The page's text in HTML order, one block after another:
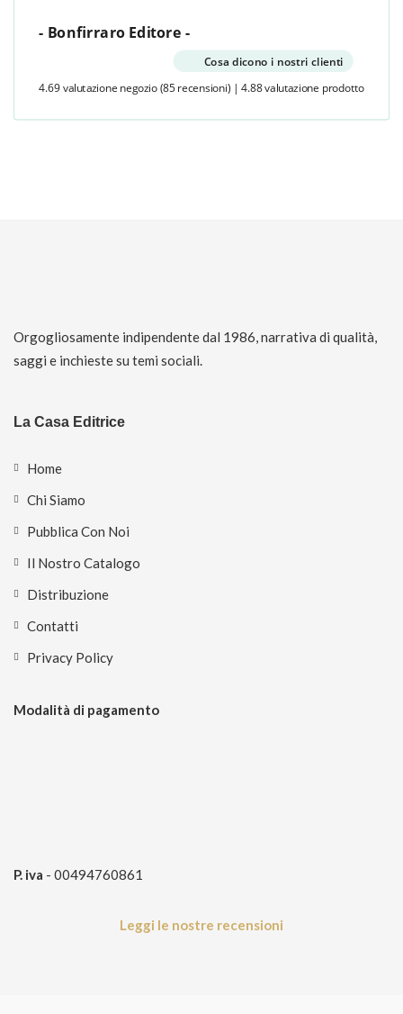
- Bonfirraro Editore -
Cosa dicono i nostri clienti
4.69 valutazione negozio (85 recensioni) | 4.88 valutazione prodotto
Orgogliosamente indipendente dal 1986, narrativa di qualità,
saggi e inchieste su temi sociali.
La Casa Editrice
Home
Chi Siamo
Pubblica Con Noi
Il Nostro Catalogo
Distribuzione
Contatti
Privacy Policy
Modalità di pagamento
P. iva - 00494760861
Leggi le nostre recensioni